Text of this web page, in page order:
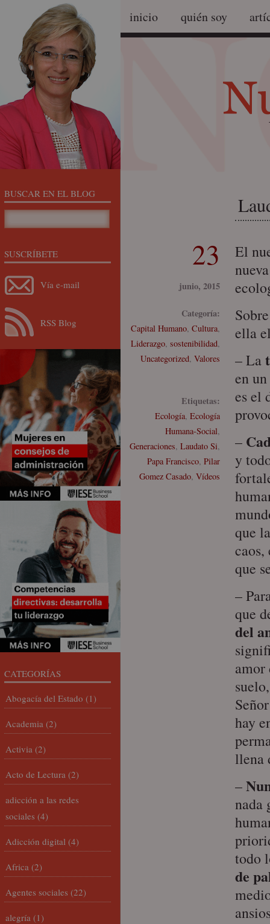
inicio quién soy
23
junio, 2015
Categoría:
Capital Humano, Cultura,
Liderazgo, sostenibilidad,
Uncategorized, Valores
Etiquetas:
Ecología, Ecología
Humana-Social,
Generaciones, Laudato Si,
Papa Francisco, Pilar
Gomez Casado, Vídeos
El
ella
– La
en
es el
–
y
que
que
–
que
del
amor
hay
llena
–
nada
todo
de
BUSCAR EN EL BLOG
SUSCRÍBETE
Vía e-mail
RSS Blog
CATEGORÍAS
Abogacía del Estado (1)
Academia (2)
Activia (2)
Acto de Lectura (2)
adicción a las redes
sociales (4)
Adicción digital (4)
Africa (2)
Agentes sociales (22)
alegría (1)